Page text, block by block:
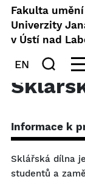
Fakulta
Univerzity
v Ústí nad
EN
Informace k
Sklářská dílna
studentů a